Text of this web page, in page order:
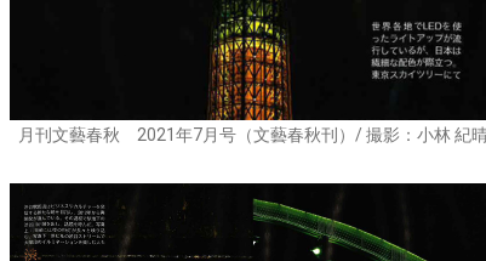
月刊文藝春秋 2021年7月号（文藝春秋刊）/ 撮影：小林 紀